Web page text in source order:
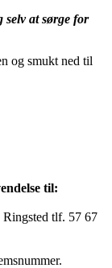
selv at sørge for
og smukt ned til
til:
tlf. 57 67